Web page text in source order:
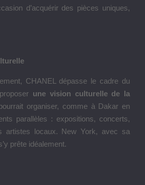
d’acquérir des pièces uniques,
CHANEL dépasse le cadre du
une vision culturelle de la
organiser, comme à Dakar en
parallèles : expositions, concerts,
artistes locaux. New York, avec sa
prête idéalement.